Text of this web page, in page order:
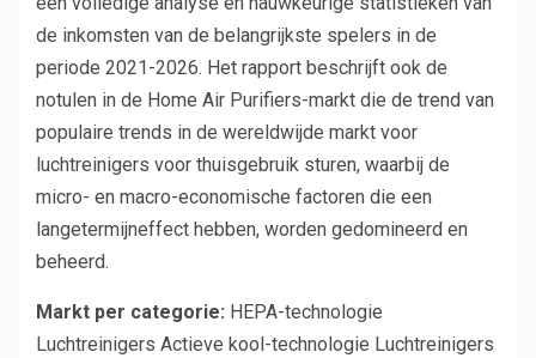
de inkomsten van de belangrijkste spelers in de
periode 2021-2026. Het rapport beschrijft ook de
notulen in de Home Air Purifiers-markt die de trend van
populaire trends in de wereldwijde markt voor
luchtreinigers voor thuisgebruik sturen, waarbij de
micro- en macro-economische factoren die een
langetermijneffect hebben, worden gedomineerd en
beheerd.
Markt per categorie: HEPA-technologie
Luchtreinigers Actieve kool-technologie Luchtreinigers